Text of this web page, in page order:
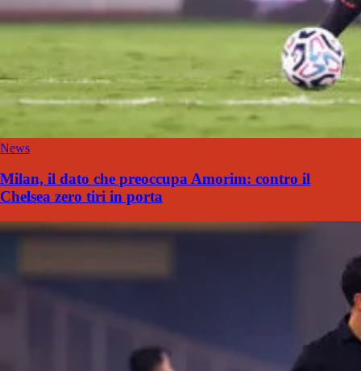
News
Milan, il dato che preoccupa Amorim: contro il
Chelsea zero tiri in porta